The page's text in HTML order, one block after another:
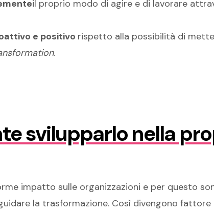
il proprio modo di agire e di lavorare
e positivo rispetto alla possibilità di
.
svilupparlo nella
impatto sulle organizzazioni e per questo
la trasformazione. Così divengono fattore